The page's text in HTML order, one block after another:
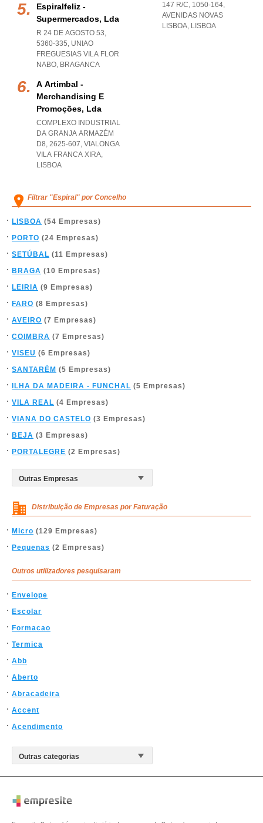
Espiralfeliz -
Supermercados, Lda
R 24 DE AGOSTO 53,
5360-335, UNIAO
FREGUESIAS VILA FLOR
NABO, BRAGANCA
A Artimbal -
Merchandising E
Promoções, Lda
COMPLEXO INDUSTRIAL
DA GRANJA ARMAZÉM
D8, 2625-607, VIALONGA
VILA FRANCA XIRA,
LISBOA
147 R/C, 1050-164,
AVENIDAS NOVAS
LISBOA, LISBOA
Filtrar "Espiral" por Concelho
LISBOA (54 Empresas)
PORTO (24 Empresas)
SETÚBAL (11 Empresas)
BRAGA (10 Empresas)
LEIRIA (9 Empresas)
FARO (8 Empresas)
AVEIRO (7 Empresas)
COIMBRA (7 Empresas)
VISEU (6 Empresas)
SANTARÉM (5 Empresas)
ILHA DA MADEIRA - FUNCHAL (5 Empresas)
VILA REAL (4 Empresas)
VIANA DO CASTELO (3 Empresas)
BEJA (3 Empresas)
PORTALEGRE (2 Empresas)
Distribuição de Empresas por Faturação
Micro (129 Empresas)
Pequenas (2 Empresas)
Outros utilizadores pesquisaram
Envelope
Escolar
Formacao
Termica
Abb
Aberto
Abracadeira
Accent
Acendimento